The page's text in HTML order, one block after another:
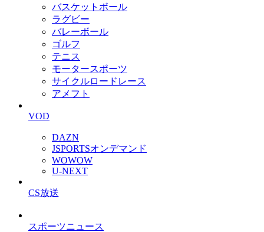
バスケットボール
ラグビー
バレーボール
ゴルフ
テニス
モータースポーツ
サイクルロードレース
アメフト
VOD
DAZN
JSPORTSオンデマンド
WOWOW
U-NEXT
CS放送
スポーツニュース